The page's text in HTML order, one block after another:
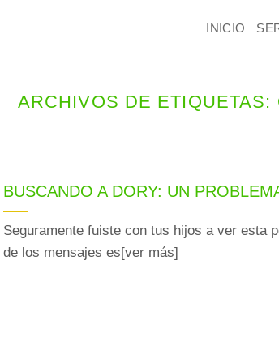
INICIO
ARCHIVOS DE ETIQUETAS:
BUSCANDO A DORY: UN
Seguramente fuiste con tus hijos a ver esta
de los mensajes es[ver más]